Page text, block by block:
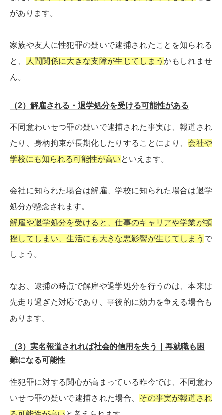
があります。
家族や友人に性犯罪の疑いで逮捕されたことを知られる
と、
人間関係に大きな支障が生じてしまうかもしれませ
ん。
（2）解雇される・退学処分を受ける可能性がある
不同意わいせつ罪の疑いで逮捕された事実は、報道され
たり、身柄拘束が長期化したりすることにより、会社や
学校にも知られる可能性が高いといえます。
会社に知られた場合は解雇、学校に知られた場合は退学
処分が懸念されます。
解雇や退学処分を受けると、仕事のキャリアや学業が頓
挫してしまい、生活にも大きな悪影響が生じてしまう で
しょう。
なお、逮捕の時点で解雇や退学処分を行うのは、本来は
先走り過ぎた対応であり、事後的に効力を争える場合も
あります。
（3）実名報道されれば社会的信用を失う｜再就職も困
難になる可能性
性犯罪に対する関心が高まっている昨今では、不同意わ
いせつ罪の疑いで逮捕された場合、 その事実が報道され